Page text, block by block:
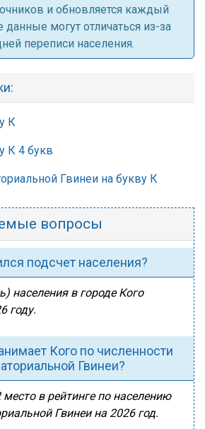
и обновляется каждый
могут отличаться из-за
переписи населения.
К
К 4 букв
Гвинеи на букву К
вопросы
подсчет населения?
населения в городе Кого
году.
Кого по численности
Гвинеи?
в рейтинге по населению
Гвинеи на 2026 год.